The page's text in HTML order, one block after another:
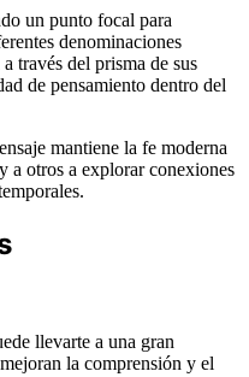
un punto focal para
denominaciones
través del prisma de sus
de pensamiento dentro del
mantiene la fe moderna
a otros a explorar conexiones
llevarte a una gran
la comprensión y el